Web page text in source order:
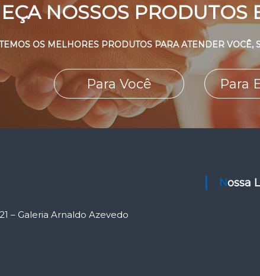
NOSSOS PRODUTOS
OS MELHORES PRODUTOS PARA ATENDER VOCÊ,
Para Você Para
– Galeria Arnaldo Azevedo